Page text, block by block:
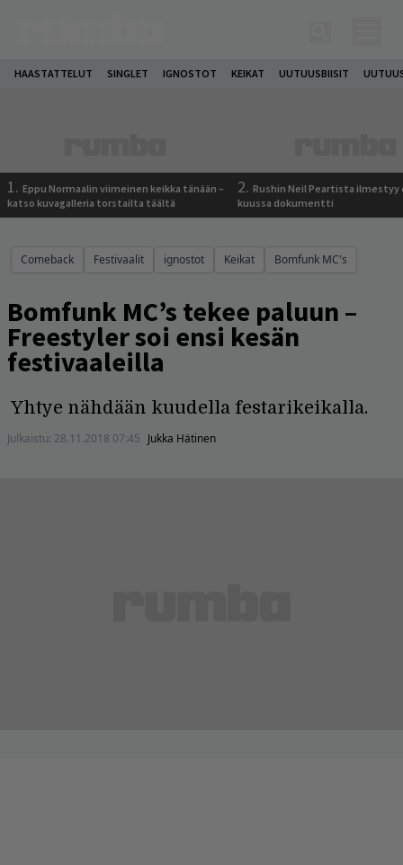
HAASTATTELUT SINGLET IGNOSTOT KEIKAT UUTUUSBIISIT
1. Eppu Normaalin viimeinen keikka tänään –
katso kuvagalleria torstailta täältä
2. Rushin Neil Peartista ilmestyy
kuussa dokumentti
Comeback Festivaalit ignostot Keikat Bomfunk MC's
Bomfunk MC’s tekee paluun –
Freestyler soi ensi kesän
festivaaleilla
Yhtye nähdään kuudella festarikeikalla.
Julkaistu: 28.11.2018 07:45 Jukka Hätinen